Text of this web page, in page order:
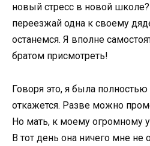
новый стресс в новой
переезжай одна к своему
останемся. Я вполне
братом присмотреть!
Говоря это, я была полностью
откажется. Разве можно
Но мать, к моему огромному
В тот день она ничего мне не